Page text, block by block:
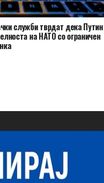
служби тврдат дека Путин
на НАТО со ограничен